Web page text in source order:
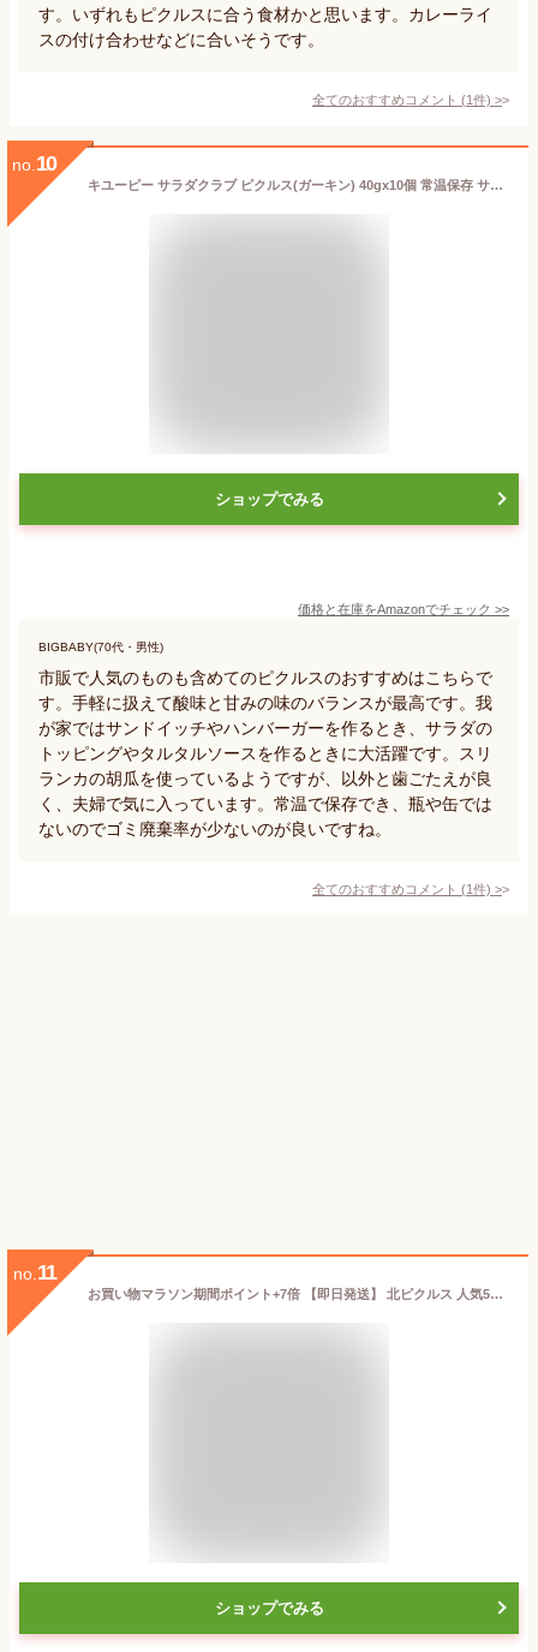
す。いずれもピクルスに合う食材かと思います。カレーライ
スの付け合わせなどに合いそうです。
全てのおすすめコメント (1件) >
no. 10
キユーピー サラダクラブ ピクルス(ガーキン) 40gx10個 常温保存 サラダ おつまみに
ショップでみる
価格と在庫をAmazonでチェック >>
BIGBABY(70代・男性)
市販で人気のものも含めてのピクルスのおすすめはこちらで
す。手軽に扱えて酸味と甘みの味のバランスが最高です。我
が家ではサンドイッチやハンバーガーを作るとき、サラダの
トッピングやタルタルソースを作るときに大活躍です。スリ
ランカの胡瓜を使っているようですが、以外と歯ごたえが良
く、夫婦で気に入っています。常温で保存でき、瓶や缶では
ないのでゴミ廃棄率が少ないのが良いですね。
全てのおすすめコメント (1件) >
no. 11
お買い物マラソン期間ポイント+7倍 【即日発送】 北ピクルス 人気5種 セレクション (ミックス じゃがいも ビーツ かぼちゃ 舞茸) 化粧箱付 北海道 保存食 お歳暮 ギフト 長期保存
ショップでみる